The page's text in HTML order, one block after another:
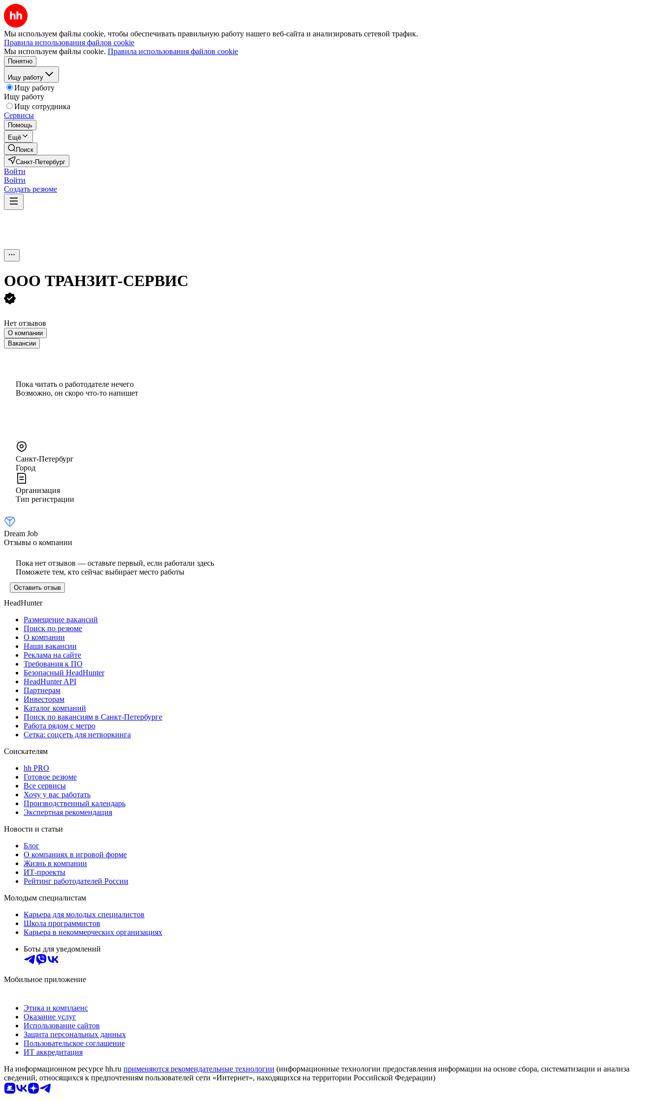
Мы используем файлы cookie, чтобы обеспечивать правильную работу нашего веб-сайта и анализировать сетевой трафик.
Правила использования файлов cookie
Мы используем файлы cookie. Правила использования файлов cookie
Понятно
Ищу работу
Ищу работу
Ищу работу
Ищу сотрудника
Сервисы
Помощь
Ещё
Поиск
Санкт-Петербург
Войти
Войти
Создать резюме
ООО ТРАНЗИТ-СЕРВИС
Нет отзывов
О компании
Вакансии
Пока читать о работодателе нечего
Возможно, он скоро что‑то напишет
Санкт-Петербург
Город
Организация
Тип регистрации
Dream Job
Отзывы о компании
Пока нет отзывов — оставьте первый, если работали здесь
Поможете тем, кто сейчас выбирает место работы
Оставить отзыв
HeadHunter
Размещение вакансий
Поиск по резюме
О компании
Наши вакансии
Реклама на сайте
Требования к ПО
Безопасный HeadHunter
HeadHunter API
Партнерам
Инвесторам
Каталог компаний
Поиск по вакансиям в Санкт-Петербурге
Работа рядом с метро
Сетка: соцсеть для нетворкинга
Соискателям
hh PRO
Готовое резюме
Все сервисы
Хочу у вас работать
Производственный календарь
Экспертная рекомендация
Новости и статьи
Блог
О компаниях в игровой форме
Жизнь в компании
ИТ-проекты
Рейтинг работодателей России
Молодым специалистам
Карьера для молодых специалистов
Школа программистов
Карьера в некоммерческих организациях
Боты для уведомлений
Мобильное приложение
Этика и комплаенс
Оказание услуг
Использование сайтов
Защита персональных данных
Пользовательское соглашение
ИТ аккредитация
На информационном ресурсе hh.ru применяются рекомендательные технологии (информационные технологии предоставления информации на основе сбора, систематизации и анализа
сведений, относящихся к предпочтениям пользователей сети «Интернет», находящихся на территории Российской Федерации)